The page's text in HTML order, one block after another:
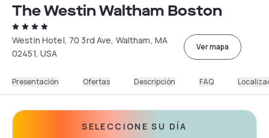
The Westin Waltham Boston
Westin Hotel, 70 3rd Ave, Waltham, MA
02451, USA
Ver mapa
Presentación Ofertas Descripción FAQ
SELECCIONE SU DÍA